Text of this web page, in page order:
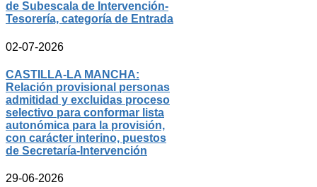
de Subescala de Intervención-
Tesorería, categoría de Entrada
02-07-2026
CASTILLA-LA MANCHA:
Relación provisional personas
admitidad y excluidas proceso
selectivo para conformar lista
autonómica para la provisión,
con carácter interino, puestos
de Secretaría-Intervención
29-06-2026